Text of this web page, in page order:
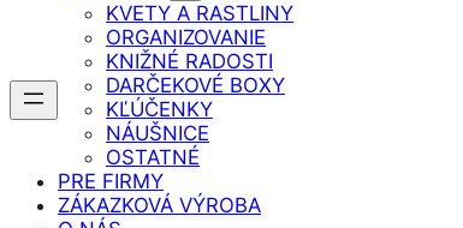
obsah
KVETY A RASTLINY
ORGANIZOVANIE
KNIŽNÉ RADOSTI
DARČEKOVÉ BOXY
KĽÚČENKY
NÁUŠNICE
OSTATNÉ
PRE FIRMY
ZÁKAZKOVÁ VÝROBA
Domov/Magnetky/ Magnetky – Vázičky (sada 3ks)